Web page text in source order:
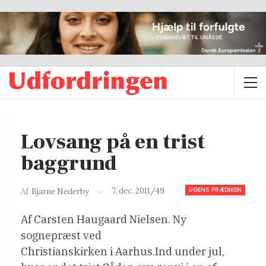
Lovsang på en trist
baggrund
UGENS PRÆDIKEN
Af Bjarne Nederby 7. dec. 2011/49
Af Carsten Haugaard Nielsen. Ny
sognepræst ved
Christianskirken i Aarhus.Ind under jul,